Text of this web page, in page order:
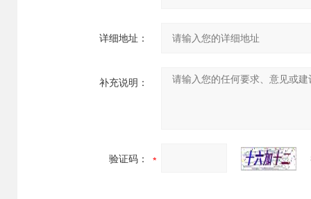
详细地址：
补充说明：
验证码：